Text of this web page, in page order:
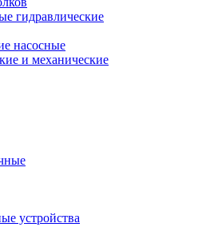
гидравлические
насосные
и механические
устройства